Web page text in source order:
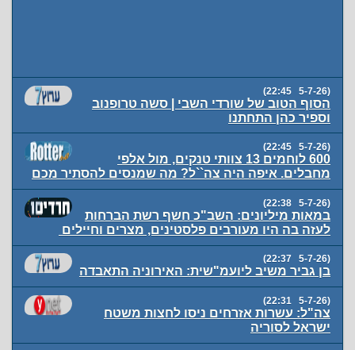
(5-7-26 22:45)
הסוף הטוב של שורדי השבי | סשה טרופנוב
וספיר כהן התחתנו
(5-7-26 22:45)
600 לוחמים 13 צוותי טנקים, מול אלפי
מחבלים. איפה היה צה``ל? מה שמנסים להסתיר מכם
(5-7-26 22:38)
במאות מיליונים: השב"כ חשף רשת הברחות
לעזה בה היו מעורבים פלסטינים, מצרים וחיילים
(5-7-26 22:37)
בן גביר משיב ליועמ"שית: האירוניה התאבדה
(5-7-26 22:31)
צה"ל: עשרות אזרחים ניסו לחצות משטח
ישראל לסוריה